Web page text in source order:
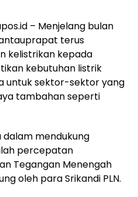
– Menjelang bulan
terus
kelistrikan kepada
kebutuhan listrik
untuk sektor-sektor yang
tambahan seperti
dalam mendukung
percepatan
Tegangan Menengah
oleh para Srikandi PLN.